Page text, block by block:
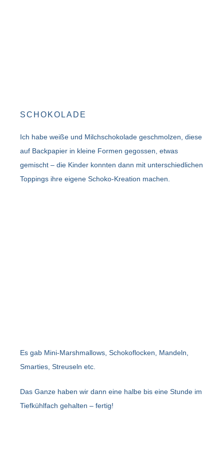
SCHOKOLADE
Ich habe weiße und Milchschokolade geschmolzen, diese
auf Backpapier in kleine Formen gegossen, etwas
gemischt – die Kinder konnten dann mit unterschiedlichen
Toppings ihre eigene Schoko-Kreation machen.
Es gab Mini-Marshmallows, Schokoflocken, Mandeln,
Smarties, Streuseln etc.
Das Ganze haben wir dann eine halbe bis eine Stunde im
Tiefkühlfach gehalten – fertig!